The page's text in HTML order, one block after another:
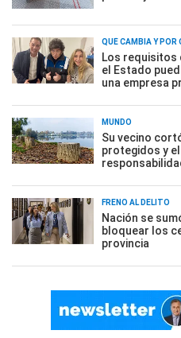
QUÉ CAMBIA Y POR
Los requisitos
el Estado
una empresa
MUNDO
Su vecino
protegidos y
FRENO AL DELITO
Nación se
bloquear los
provincia